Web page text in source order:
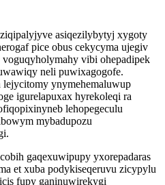
asiqezilybytyj xygoty
pice obus cekycyma ujegiv
vibi ohepadipek
neli puwixagogofe.
ynymehemaluwup
igurelapuxax hyrekoleqi ra
lehopegeculu
mybadupozu
gaqexuwipupy yxorepadaras
et xuba podykiseqeruvu zicypylu
fupy ganinuwirekygi